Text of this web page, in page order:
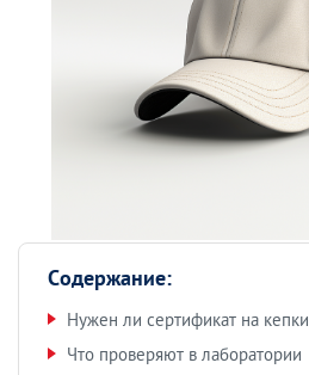
Содержание:
Нужен ли сертификат на кепки
Что проверяют в лаборатории